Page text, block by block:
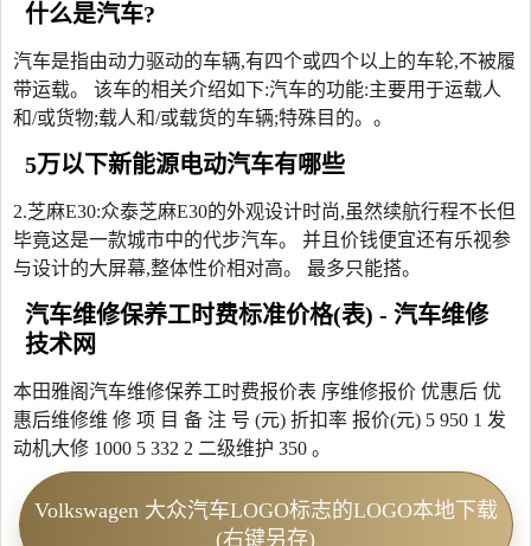
什么是汽车?
汽车是指由动力驱动的车辆,有四个或四个以上的车轮,不被履
带运载。 该车的相关介绍如下:汽车的功能:主要用于运载人
和/或货物;载人和/或载货的车辆;特殊目的。。
5万以下新能源电动汽车有哪些
2.芝麻E30:众泰芝麻E30的外观设计时尚,虽然续航行程不长但
毕竟这是一款城市中的代步汽车。 并且价钱便宜还有乐视参
与设计的大屏幕,整体性价相对高。 最多只能搭。
汽车维修保养工时费标准价格(表) - 汽车维修
技术网
本田雅阁汽车维修保养工时费报价表 序维修报价 优惠后 优
惠后维修维 修 项 目 备 注 号 (元) 折扣率 报价(元) 5 950 1 发
动机大修 1000 5 332 2 二级维护 350 。
Volkswagen 大众汽车LOGO标志的LOGO本地下载
(右键另存)